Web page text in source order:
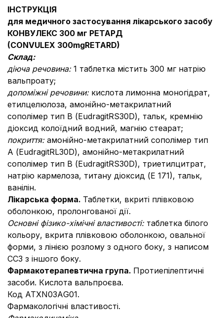
ІНСТРУКЦІЯ
для медичного застосування лікарського засобу
КОНВУЛЕКС 300 мг РЕТАРД
(CONVULEX 300mgRETARD)
Склад:
діюча речовина: 1 таблетка містить 300 мг натрію
вальпроату;
допоміжні речовини: кислота лимонна моногідрат,
етилцелюлоза, амонійно-метакрилатний
сополімер тип В (EudragitRS30D), тальк, кремнію
діоксид колоїдний водний, магнію стеарат;
покриття: амонійно-метакрилатний сополімер тип
А (EudragitRL30D), амонійно-метакрилатний
сополімер тип В (EudragitRS30D), триетилцитрат,
натрію кармелоза, титану діоксид (Е 171), тальк,
ванілін.
Лікарська форма. Таблетки, вкриті плівковою
оболонкою, пролонгованої дії.
Основні фізико-хімічні властивості: таблетка білого
кольору, вкрита плівковою оболонкою, овальної
форми, з лінією розлому з одного боку, з написом
СС3 з іншого боку.
Фармакотерапевтична група. Протиепілептичні
засоби. Кислота вальпроєва.
Код АТХN03АG01.
Фармакологічні властивості.